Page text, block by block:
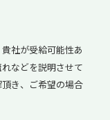
社が受給可能性あ
などを説明させて
き、ご希望の場合